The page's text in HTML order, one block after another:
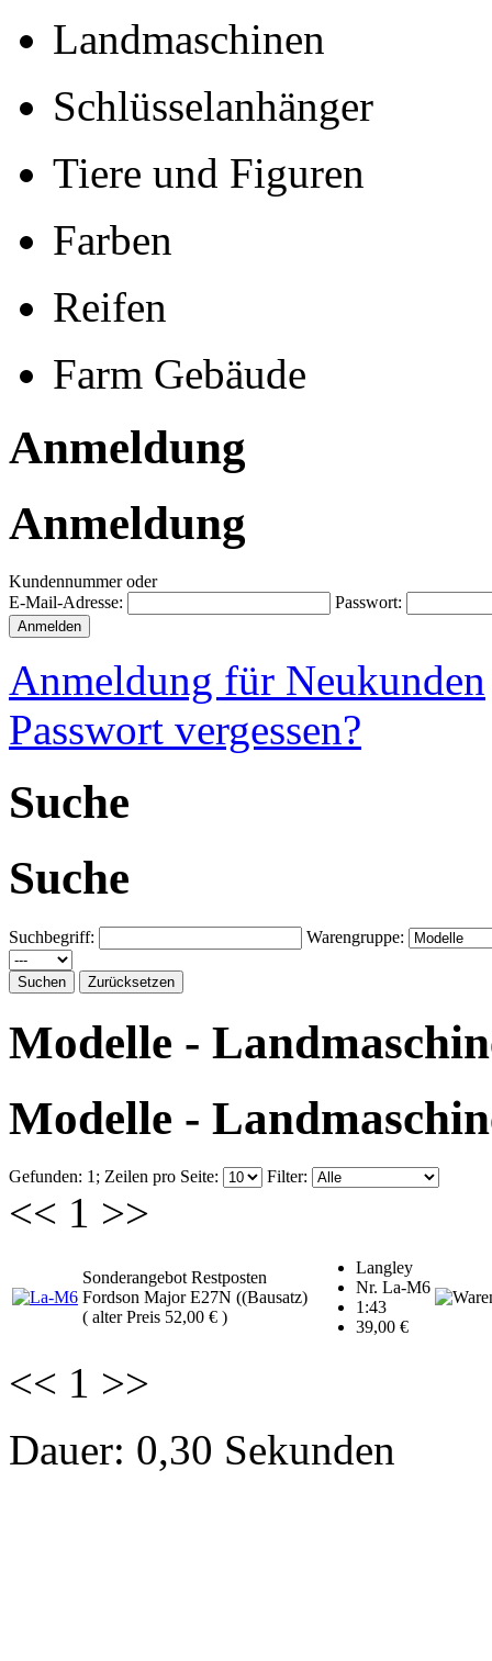
Landmaschinen
Schlüsselanhänger
Tiere und Figuren
Farben
Reifen
Farm Gebäude
Anmeldung
Anmeldung
Kundennummer oder
E-Mail-Adresse:
Passwort:
Anmeldung für Neukunden
Passwort vergessen?
Suche
Suche
Suchbegriff: Warengruppe:
Modelle -
Modelle -
Gefunden: 1; Zeilen pro Seite: Filter:
<< 1 >>
Sonderangebot Restposten
Fordson Major E27N ((Bausatz)
( alter Preis 52,00 € )
Langley
Nr. La-M6
1:43
39,00 €
<< 1 >>
Dauer: 0,30 Sekunden